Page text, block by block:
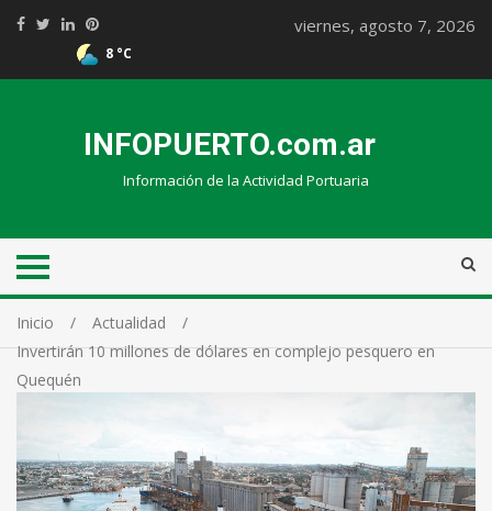
8 °C
viernes, agosto 7, 2026
INFOPUERTO.com.ar
Información de la Actividad Portuaria
Inicio
Actualidad
Invertirán 10 millones de dólares en complejo pesquero en
Quequén